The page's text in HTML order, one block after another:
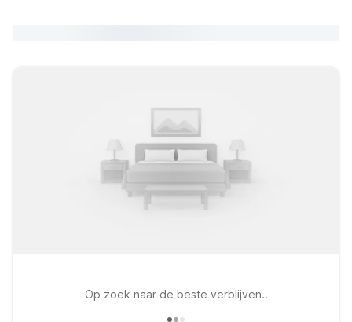
Op zoek naar de beste verblijven..